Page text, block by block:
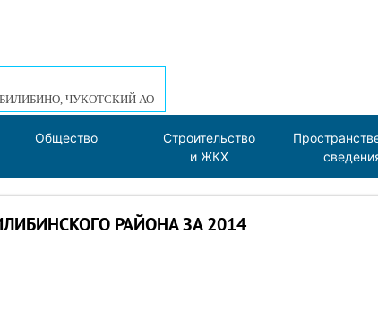
ЧУКОТСКИЙ АО
Общество
Строительство
и ЖКХ
РАЙОНА ЗА 2014